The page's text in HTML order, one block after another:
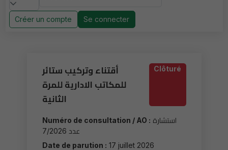
Créer un compte Se connecter
أقتناء وتركيب ستائر
للمكاتب الادارية للمرة
الثانية
Clôturé
Numéro de consultation / AO :
عدد 7/2026
Date de parution : 17 juillet 2026